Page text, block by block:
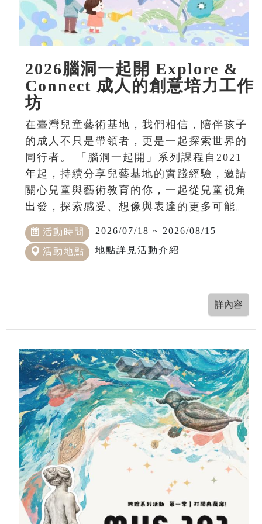
2026腦洞一起開 Explore &
Connect 成人的創意培力工作
坊
在臺灣兒童藝術基地，我們相信，陪伴孩子
的成人不只是帶領者，更是一起探索世界的
同行者。 「腦洞一起開」系列課程自2021
年起，持續分享兒藝基地的實踐經驗，邀請
關心兒童與藝術教育的你，一起從兒童視角
出發，探索感受、想像與表達的更多可能。
活動時間 2026/07/18 ~ 2026/08/15
活動地點 地點詳見活動介紹